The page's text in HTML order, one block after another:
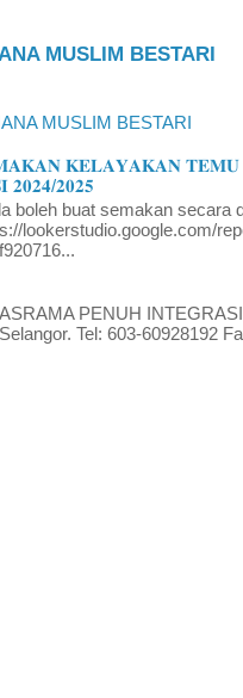
MUSLIM BESTARI
MUSLIM BESTARI
𝐊𝐄𝐋𝐀𝐘𝐀𝐊𝐀𝐍 𝐓𝐄𝐌𝐔
𝟐𝟎𝟐𝟒/𝟐𝟎𝟐𝟓
boleh buat semakan secara
lookerstudio.google.com/
PENUH
Tel: 603-60928192